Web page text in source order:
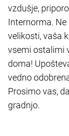
vzdušje,
Internorma. Ne
velikosti, vaša
vsemi ostalimi
doma!
vedno
Prosimo vas,
gradnjo.